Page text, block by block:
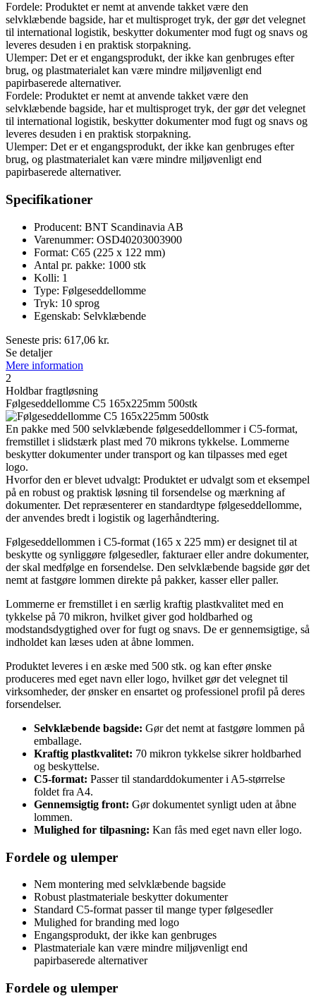
Fordele: Produktet er nemt at anvende takket være den
selvklæbende bagside, har et multisproget tryk, der gør det velegnet
til international logistik, beskytter dokumenter mod fugt og snavs og
leveres desuden i en praktisk storpakning.
Ulemper: Det er et engangsprodukt, der ikke kan genbruges efter
brug, og plastmaterialet kan være mindre miljøvenligt end
papirbaserede alternativer.
Fordele: Produktet er nemt at anvende takket være den
selvklæbende bagside, har et multisproget tryk, der gør det velegnet
til international logistik, beskytter dokumenter mod fugt og snavs og
leveres desuden i en praktisk storpakning.
Ulemper: Det er et engangsprodukt, der ikke kan genbruges efter
brug, og plastmaterialet kan være mindre miljøvenligt end
papirbaserede alternativer.
Specifikationer
Producent: BNT Scandinavia AB
Varenummer: OSD40203003900
Format: C65 (225 x 122 mm)
Antal pr. pakke: 1000 stk
Kolli: 1
Type: Følgeseddellomme
Tryk: 10 sprog
Egenskab: Selvklæbende
Seneste pris: 617,06 kr.
Se detaljer
Mere information
2
Holdbar fragtløsning
Følgeseddellomme C5 165x225mm 500stk
En pakke med 500 selvklæbende følgeseddellommer i C5-format,
fremstillet i slidstærk plast med 70 mikrons tykkelse. Lommerne
beskytter dokumenter under transport og kan tilpasses med eget
logo.
Hvorfor den er blevet udvalgt: Produktet er udvalgt som et eksempel
på en robust og praktisk løsning til forsendelse og mærkning af
dokumenter. Det repræsenterer en standardtype følgeseddellomme,
der anvendes bredt i logistik og lagerhåndtering.
Følgeseddellommen i C5-format (165 x 225 mm) er designet til at
beskytte og synliggøre følgesedler, fakturaer eller andre dokumenter,
der skal medfølge en forsendelse. Den selvklæbende bagside gør det
nemt at fastgøre lommen direkte på pakker, kasser eller paller.
Lommerne er fremstillet i en særlig kraftig plastkvalitet med en
tykkelse på 70 mikron, hvilket giver god holdbarhed og
modstandsdygtighed over for fugt og snavs. De er gennemsigtige, så
indholdet kan læses uden at åbne lommen.
Produktet leveres i en æske med 500 stk. og kan efter ønske
produceres med eget navn eller logo, hvilket gør det velegnet til
virksomheder, der ønsker en ensartet og professionel profil på deres
forsendelser.
Selvklæbende bagside: Gør det nemt at fastgøre lommen på
emballage.
Kraftig plastkvalitet: 70 mikron tykkelse sikrer holdbarhed
og beskyttelse.
C5-format: Passer til standarddokumenter i A5-størrelse
foldet fra A4.
Gennemsigtig front: Gør dokumentet synligt uden at åbne
lommen.
Mulighed for tilpasning: Kan fås med eget navn eller logo.
Fordele og ulemper
Nem montering med selvklæbende bagside
Robust plastmateriale beskytter dokumenter
Standard C5-format passer til mange typer følgesedler
Mulighed for branding med logo
Engangsprodukt, der ikke kan genbruges
Plastmateriale kan være mindre miljøvenligt end
papirbaserede alternativer
Fordele og ulemper